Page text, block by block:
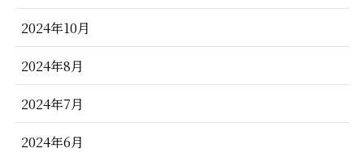
2024年10月
2024年8月
2024年7月
2024年6月